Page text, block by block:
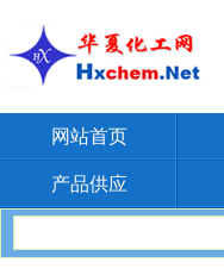
网站首页
产品供应